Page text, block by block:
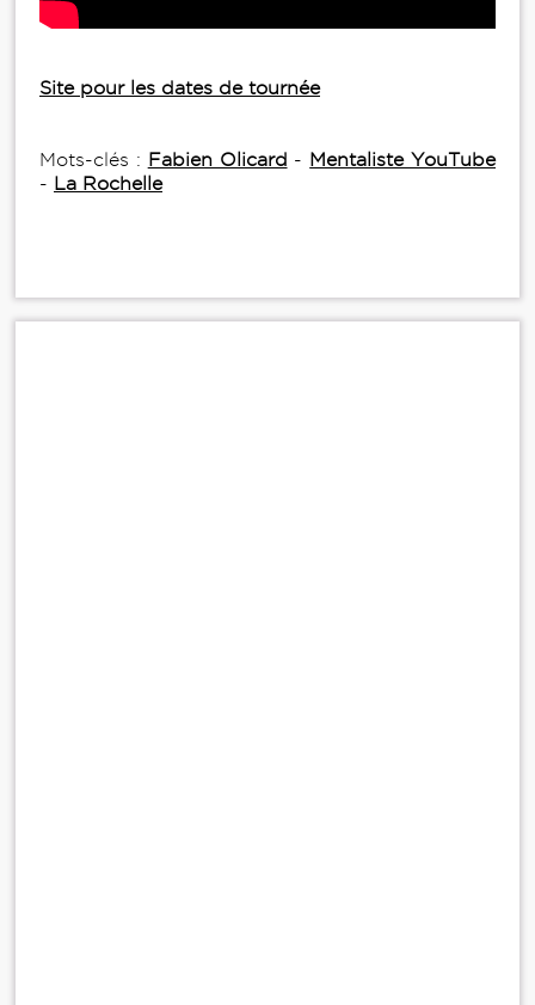
Site pour les dates de tournée
Mots-clés : Fabien Olicard - Mentaliste YouTube
- La Rochelle